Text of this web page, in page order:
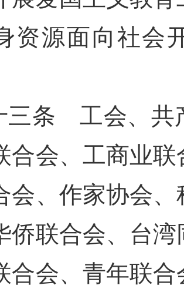
资源面向社会
三条 工会、共
合会、工商业
会、作家协会
侨联合会、台
合会、青年联